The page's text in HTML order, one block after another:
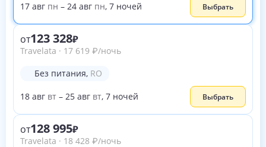
17 авг пн – 24 авг пн, 7 ночей Выбрать
от123 328
Travelata · 17 619 ₽/ночь
Без питания, RO
18 авг вт – 25 авг вт, 7 ночей Выбрать
от128 995
Travelata · 18 428 ₽/ночь